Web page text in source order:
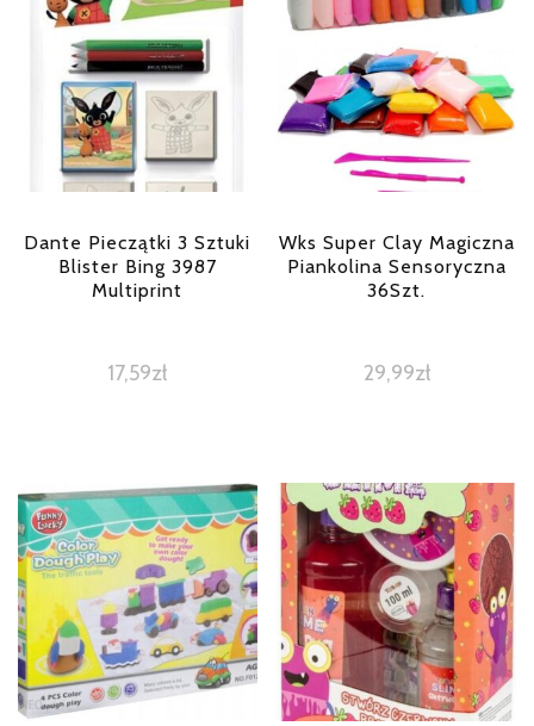
Dante Pieczątki 3 Sztuki
Blister Bing 3987
Multiprint
17,59zł
Wks Super Clay Magiczna
Piankolina Sensoryczna
36Szt.
29,99zł